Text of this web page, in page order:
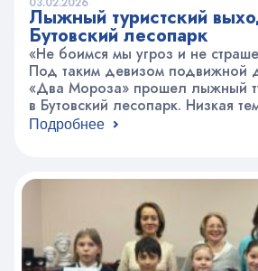
Лыжный туристский
Бутовский лесопарк
«Не боимся мы угроз и не
Под таким девизом подвижной
«Два Мороза» прошел лыжный
в Бутовский лесопарк. Низкая
заснеженные лыжные трассы –
Подробнее